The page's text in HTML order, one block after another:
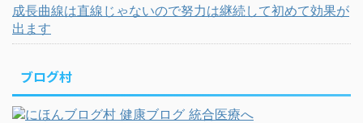
成長曲線は直線じゃないので努力は継続して初めて効果が
出ます
ブログ村